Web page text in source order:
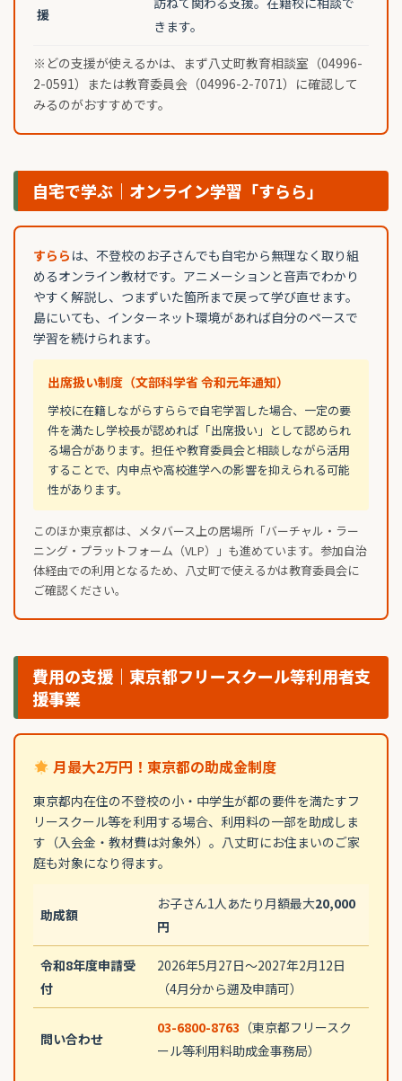
援
きます。
※どの支援が使えるかは、まず八丈町教育相談室（04996-
2-0591）または教育委員会（04996-2-7071）に確認して
みるのがおすすめです。
自宅で学ぶ｜オンライン学習「すらら」
すらら は、不登校のお子さんでも自宅から無理なく取り組
めるオンライン教材です。アニメーションと音声でわかり
やすく解説し、つまずいた箇所まで戻って学び直せます。
島にいても、インターネット環境があれば自分のペースで
学習を続けられます。
出席扱い制度（文部科学省 令和元年通知）
学校に在籍しながらすららで自宅学習した場合、一定の要
件を満たし学校長が認めれば「出席扱い」として認められ
る場合があります。担任や教育委員会と相談しながら活用
することで、内申点や高校進学への影響を抑えられる可能
性があります。
このほか東京都は、メタバース上の居場所「バーチャル・ラー
ニング・プラットフォーム（VLP）」も進めています。参加自治
体経由での利用となるため、八丈町で使えるかは教育委員会に
ご確認ください。
費用の支援｜東京都フリースクール等利用者支
援事業
月最大2万円！東京都の助成金制度
東京都内在住の不登校の小・中学生が都の要件を満たすフ
リースクール等を利用する場合、利用料の一部を助成しま
す（入会金・教材費は対象外）。八丈町にお住まいのご家
庭も対象になり得ます。
助成額
お子さん1人あたり月額最大20,000
円
令和8年度申請受
付
2026年5月27日〜2027年2月12日
（4月分から遡及申請可）
問い合わせ
03-6800-8763 （東京都フリースク
ール等利用料助成金事務局）